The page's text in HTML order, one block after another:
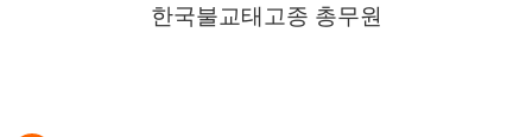
한국불교태고종 총무원